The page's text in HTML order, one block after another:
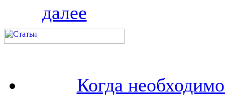
далее
Когда